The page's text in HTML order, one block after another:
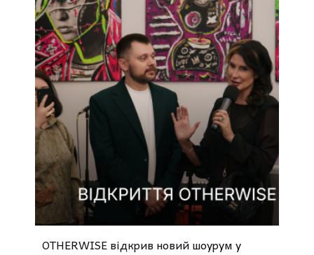
OTHERWISE відкрив новий шоурум у